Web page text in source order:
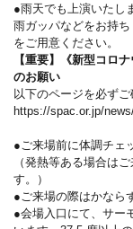
●雨天でも上演いたし
雨ガッパなどをお持
をご用意ください。
【重要】《新型コロ
のお願い
以下のページを必ずご
https://spac.or.jp/
●ご来場前に体調チェ
（発熱等ある場合は
す。）
●ご来場の際はかなら
●会場入口にて、サー